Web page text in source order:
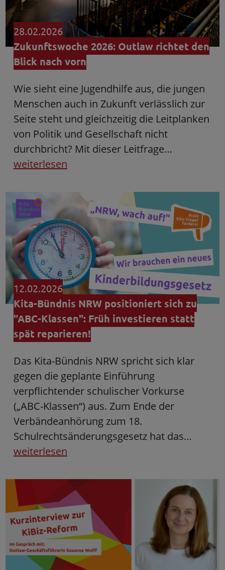
28.02.2026
Zukunftswoche 2026: Outlaw richtet den
Blick nach vorn
Wie sieht eine Jugendhilfe aus, die jungen
Menschen auch in Zukunft verlässlich zur
Seite steht und gleichzeitig die Leitplanken
von Politik und Gesellschaft nicht
durchbricht? Mit dieser Leitfrage…
weiterlesen
12.02.2026
Kita-Bündnis NRW positioniert sich zu
"ABC-Klassen": Früh investieren statt
spät reparieren!
Das Kita-Bündnis NRW spricht sich klar
gegen die geplante Einführung
verpflichtender schulischer Vorkurse
(„ABC-Klassen“) aus. Zum Ende der
Verbändeanhörung zum 18.
Schulrechtsänderungsgesetz hat das…
weiterlesen